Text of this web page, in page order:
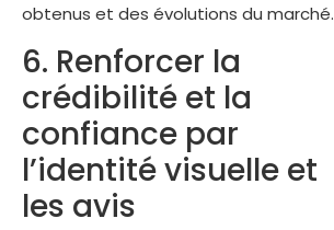
obtenus et des évolutions du marché.
6. Renforcer la
crédibilité et la
confiance par
l’identité visuelle et
les avis